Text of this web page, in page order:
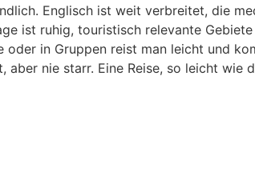
Englisch ist weit verbreitet, die
ist ruhig, touristisch relevante
in Gruppen reist man leicht und
nie starr. Eine Reise, so leicht wie